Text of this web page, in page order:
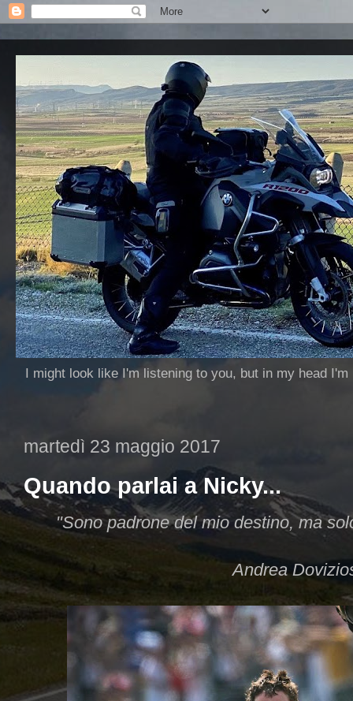
I might look like I'm listening to you, but in my head
martedì 23 maggio 2017
Quando parlai a Nicky...
"Sono padrone del mio destino, ma
Andrea